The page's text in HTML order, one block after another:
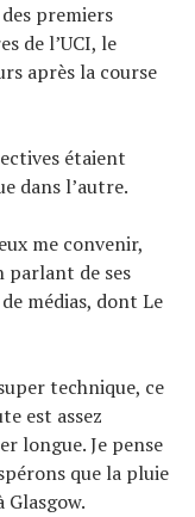
premiers
de l’UCI, le
après la course
étaient
dans l’autre.
me convenir,
parlant de ses
médias, dont Le
technique, ce
est assez
longue. Je pense
que la pluie
Glasgow.